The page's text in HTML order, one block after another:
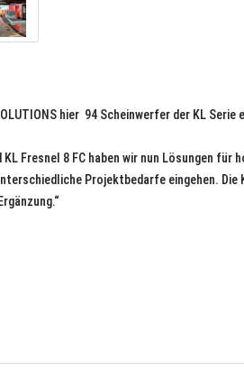
hier 94 Scheinwerfer der KL Serie
Fresnel 8 FC haben wir nun Lösungen für
Projektbedarfe eingehen. Die